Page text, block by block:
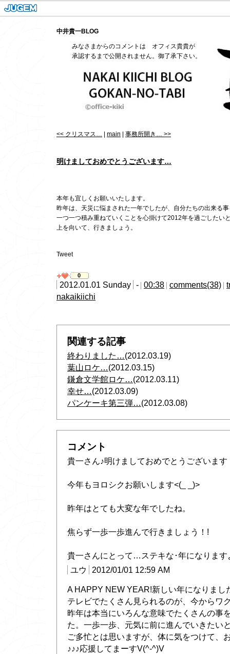
中井貴一BLOG
みなさまからのコメントは オフィス貴貴が
承認するまで公開されません。御了承下さい。
<< クリスマス… main 事務所開き… >>
明けましておめでとうございます…
本年も宜しくお願いいたします。
昨年は、天災に悩まされた一年でしたが、自分たちの出来る
一つ一つ積み重ねていくことを心掛けて2012年を過ごしたい
上を向いて、行きましょう。
Tweet
0
2012.01.01 Sunday - 00:38 comments(38)
nakaikiichi
関連する記事
終わりました…(2012.03.19)
葉山ロケ…(2012.03.15)
鎌倉文学館ロケ…(2012.03.11)
幸せ…(2012.03.09)
パンケーキ第三弾…(2012.03.08)
コメント
貴一さん♪明けましておめでとうございま
今年もヨロシクお願いします<(_ _)>
昨年はとても大変な年でしたね。
焦らず一歩一歩進んで行きましょう！!
貴一さんにとって…ステキな･年になります
ユウ
2012/01/01 12:59 AM
A HAPPY NEW YEAR!新しい年になりま
テレビでたくさん見られるのが、今からワ
昨年は本当にいろんな意味でたくさんの事
た。一歩一歩、元気に前に進んでいきた
ご多忙とは思いますが、体に気をつけて、
♪♪♪応援してまーすV(^-^)V